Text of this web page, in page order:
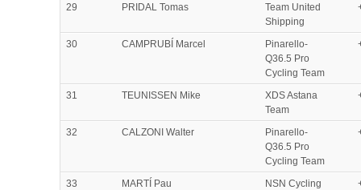
29 PRIDAL Tomas
Team United
Shipping
30 CAMPRUBÍ Marcel
Pinarello-
Q36.5 Pro
Cycling Team
31 TEUNISSEN Mike
XDS Astana
Team
32 CALZONI Walter
Pinarello-
Q36.5 Pro
Cycling Team
33 MARTÍ Pau
NSN Cycling